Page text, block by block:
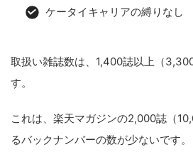
ケータイキャリアの縛りなし
取扱い雑誌数は、1,400誌以上（
す。
これは、楽天マガジンの2,000誌（
るバックナンバーの数が少ないです。